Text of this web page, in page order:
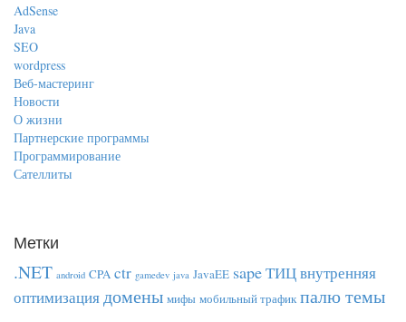
AdSense
Java
SEO
wordpress
Веб-мастеринг
Новости
О жизни
Партнерские программы
Программирование
Сателлиты
Метки
.NET android CPA ctr gamedev java JavaEE sapeТИЦвнутренняя
оптимизациядомены мифы мобильный трафик палю темы